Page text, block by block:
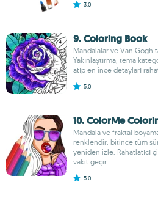
3.0
9. Coloring Book
Mandalalar ve Van Gogh
Yakınlaştırma, tema
atıp en ince detayları
5.0
10. ColorMe
Mandala ve fraktal
renklendir, bitince tüm
yeniden izle. Rahatlatıcı
vakit geçir...
5.0